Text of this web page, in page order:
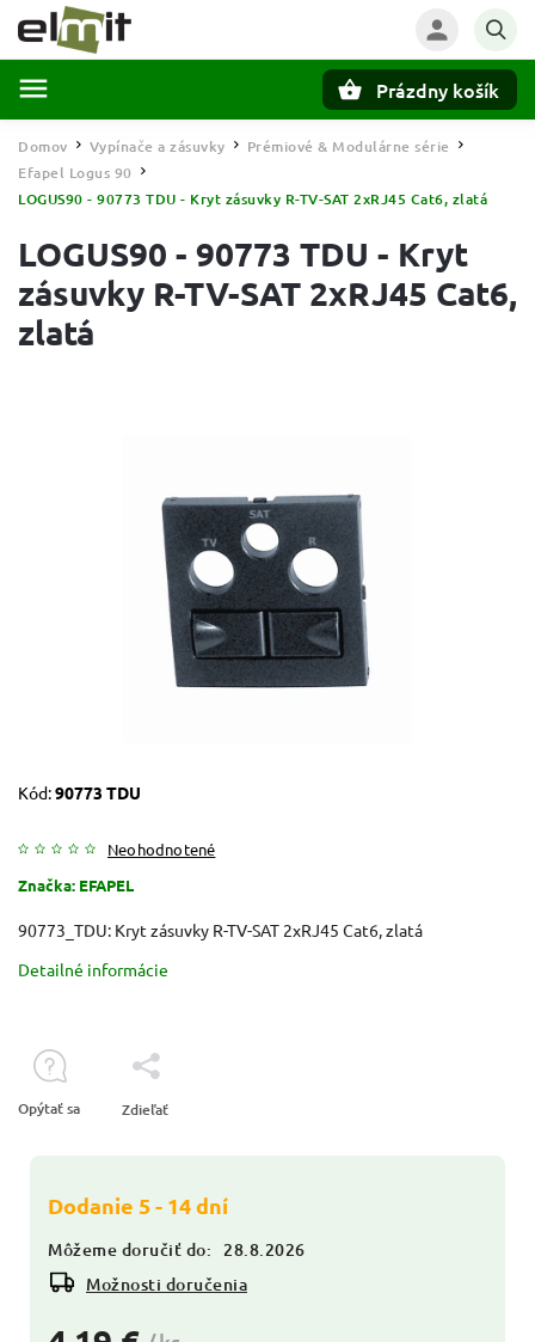
Prázdny košík
Domov / Vypínače a zásuvky / Prémiové & Modulárne série /
Efapel Logus 90 /
LOGUS90 - 90773 TDU - Kryt zásuvky R-TV-SAT 2xRJ45 Cat6, zlatá
LOGUS90 - 90773 TDU - Kryt
zásuvky R-TV-SAT 2xRJ45 Cat6,
zlatá
Kód:90773 TDU
Neohodnotené
Značka: EFAPEL
Dodanie 5 - 14 dní
Môžeme doručiť do:
28.8.2026
Možnosti doručenia
90773_TDU: Kryt zásuvky R-TV-SAT 2xRJ45 Cat6, zlatá
Detailné informácie
Opýtať sa Zdieľať